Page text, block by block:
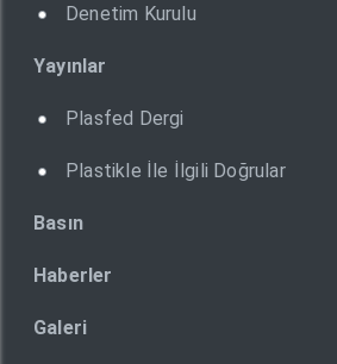
Denetim Kurulu
Yayınlar
Plasfed Dergi
Plastikle İle İlgili Doğrular
Basın
Haberler
Galeri